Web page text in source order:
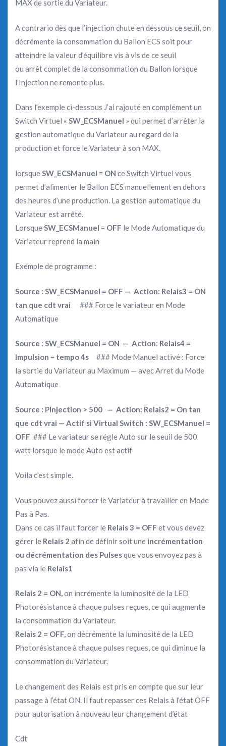
MAX de sortie du Variateur.
A contrario dès que l’injection chute en dessous ce seuil, on
décrémente la consommation du Ballon ECS soit pour
atteindre la valeur d’équilibre vis à vis de ce seuil
ou arrêt complet de la consommation du Ballon lorsque
l’Injection ne remonte plus.
Dans l’exemple ci-dessous J’ai rajouté en complément un
Switch Virtuel « SW_ECSManuel » qui permet d’arrêter la
gestion automatique du Variateur au regard de la
production et force le Variateur à son MAX.
lorsque SW_ECSManuel = ON ce Switch Virtuel vous
permet d’alimenter le Ballon ECS manuellement en dehors
des heures d’une production. La gestion automatique du
Variateur est arrêté.
Lorsque SW_ECSManuel = OFF le Mode Automatique du
Variateur reprend la main
Exemple de programme :
Source : SW_ECSManuel = OFF — Action: Relais3 = ON
tan que cdt vrai ### Force le variateur en Mode
Automatique
Source : SW_ECSManuel = ON — Action: Relais4 =
Impulsion – tempo 4s
### Mode Manuel activé : Force
la sortie du Variateur au Maximum — avec Arret du Mode
Automatique
Source : PInjection > 500 — Action: Relais2 = On tan
que cdt vrai — Actif si Virtual Switch : SW_ECSManuel =
OFF ### Le variateur se régle Auto sur le seuil de 500
watt lorsque le mode Auto est actif
Voila c’est simple.
Vous pouvez aussi forcer le Variateur à travailler en Mode
Pas à Pas.
Dans ce cas il faut forcer le Relais 3 = OFF et vous devez
gérer le Relais 2 afin de définir soit une incrémentation
ou décrémentation des Pulsesque vous envoyez pas à
pas via le Relais1
Relais 2 = ON,on incrémente la luminosité de la LED
Photorésistance à chaque pulses reçues, ce qui augmente
la consommation du Variateur.
Relais 2 = OFF,on décrémente la luminosité de la LED
Photorésistance à chaque pulses reçues, ce qui diminue la
consommation du Variateur.
Le changement des Relais est pris en compte que sur leur
passage à l’état ON. Il faut repasser ces Relais à l’état OFF
pour autorisation à nouveau leur changement d’état
Cdt